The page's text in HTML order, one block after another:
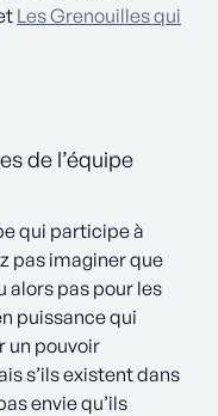
Les Grenouilles qui
de l’équipe
qui participe à
pas imaginer que
alors pas pour les
puissance qui
un pouvoir
s’ils existent dans
envie qu’ils